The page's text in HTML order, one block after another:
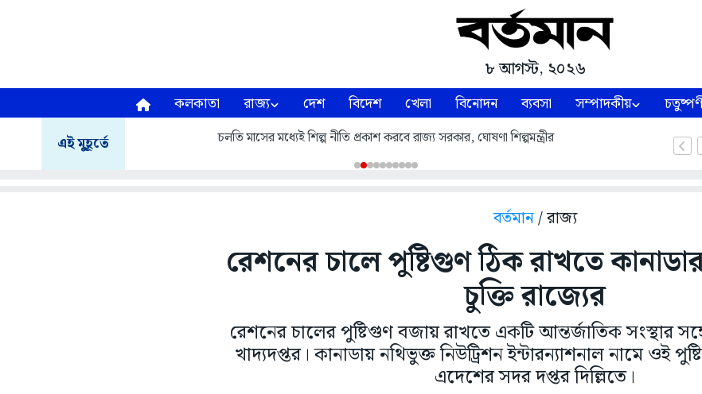
৮ আগস্ট, ২০২৬
কলকাতা রাজ্য দেশ বিদেশ খেলা বিনোদন ব্যবসা সম্পাদকীয়
এই মুহূর্তে চলতি মাসের মধ্যেই শিল্প নীতি প্রকাশ করবে রাজ্য সরকার, ঘোষণা শিল্পমন্ত্রীর
বর্তমান/ রাজ্য
রেশনের চালে পুষ্টিগুণ ঠিক রাখতে
চুক্তি রাজ্যের
রেশনের চালের পুষ্টিগুণ বজায় রাখতে একটি আন্তর্জাতিক সংস্থার
খাদ্যদপ্তর। কানাডায় নথিভুক্ত নিউট্রিশন ইন্টারন্যাশনাল নামে ওই
এদেশের সদর দপ্তর দিল্লিতে।